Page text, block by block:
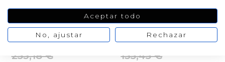
cosmetico por mayor
227,86 € / 25000 gr
253,18 €
Almidon de maiz por mayor
121,91 € / 25 kg
135,45 €
Aceptar todo
No, ajustar Rechazar